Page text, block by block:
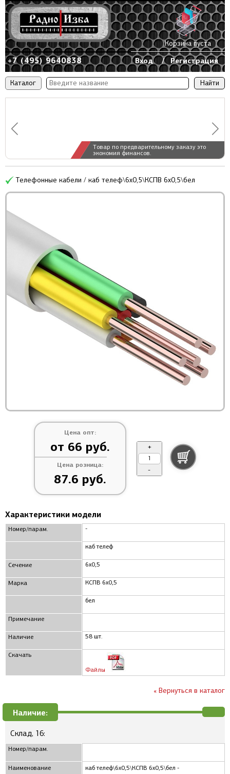
Каталог
Товар по предварительному заказу это
экономия финансов.
+7 (495) 9640838 Вход / Регистрация
Корзина пуста
Телефонные кабели / каб телеф\6x0,5\КСПВ 6x0,5\бел
Цена опт:
от 66 руб.
Цена розница:
87.6 руб.
+
-
Характеристики модели
Номер/парам.
Сечение
Марка
Примечание
Наличие
Скачать
-
каб телеф
6x0,5
КСПВ 6x0,5
бел
58 шт.
Файлы
« Вернуться в каталог
Наличие:
Склад, 16:
Номер/парам.
Наименование каб телеф\6x0,5\КСПВ 6x0,5\бел -